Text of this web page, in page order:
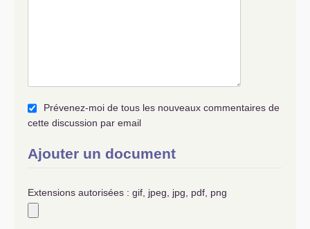
Prévenez-moi de tous les nouveaux commentaires de
cette discussion par email
Ajouter un document
Extensions autorisées : gif, jpeg, jpg, pdf, png